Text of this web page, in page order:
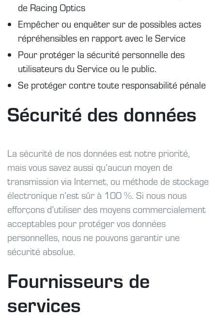
de Racing Optics
Empêcher ou enquêter sur de possibles actes
répréhensibles en rapport avec le Service
Pour protéger la sécurité personnelle des
utilisateurs du Service ou le public.
Se protéger contre toute responsabilité pénale
Sécurité des données
La sécurité de nos données est notre priorité,
mais vous savez aussi qu’aucun moyen de
transmission via Internet, ou méthode de stockage
électronique n’est sûr à 100 %. Si nous nous
efforçons d’utiliser des moyens commercialement
acceptables pour protéger vos données
personnelles, nous ne pouvons garantir une
sécurité absolue.
Fournisseurs de
services